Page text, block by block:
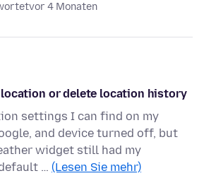
vor 4 Monaten
location or delete location history
settings I can find on my
and device turned off, but
widget still had my
… (Lesen Sie mehr)